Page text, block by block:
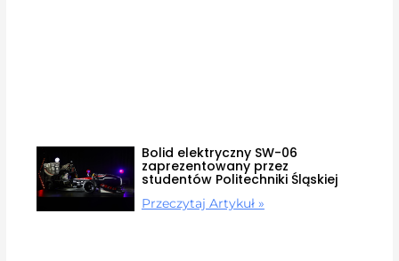
Bolid elektryczny SW-06
zaprezentowany przez
studentów Politechniki Śląskiej
Przeczytaj Artykuł »